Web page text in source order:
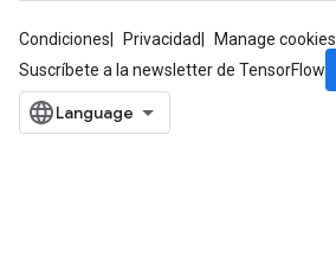
Condiciones Privacidad
Manage cookies
Suscríbete a la newsletter de TensorFlow